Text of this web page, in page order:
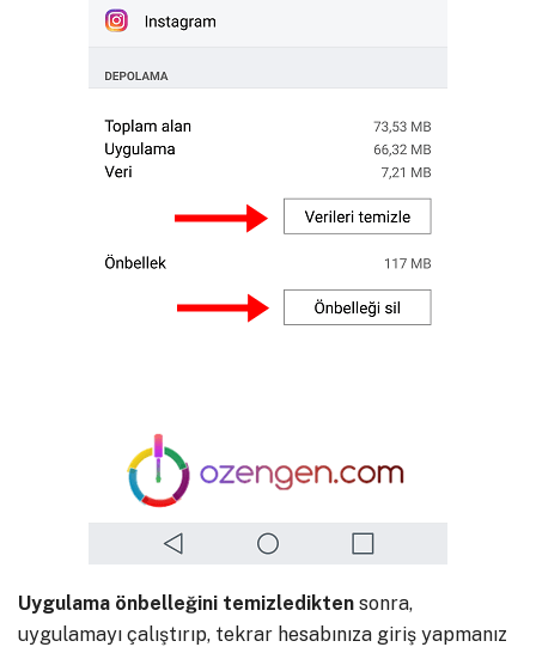
Uygulama önbelleğini temizledikten sonra,
uygulamayı çalıştırıp, tekrar hesabınıza giriş yapmanız